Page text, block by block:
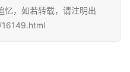
，如若转载，请注明出